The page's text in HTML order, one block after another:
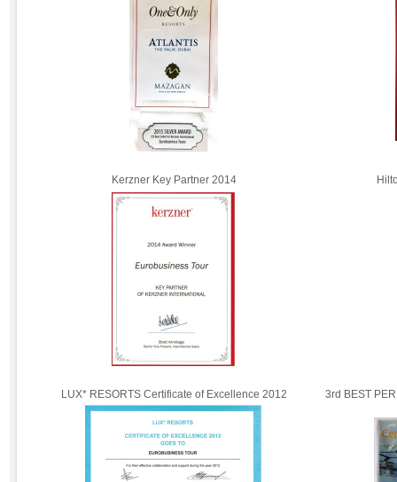
Kerzner Key Partner 2014
LUX* RESORTS Certificate of Excellence 2012 3rd BEST